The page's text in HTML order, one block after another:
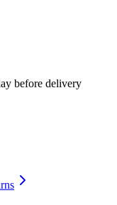
before delivery